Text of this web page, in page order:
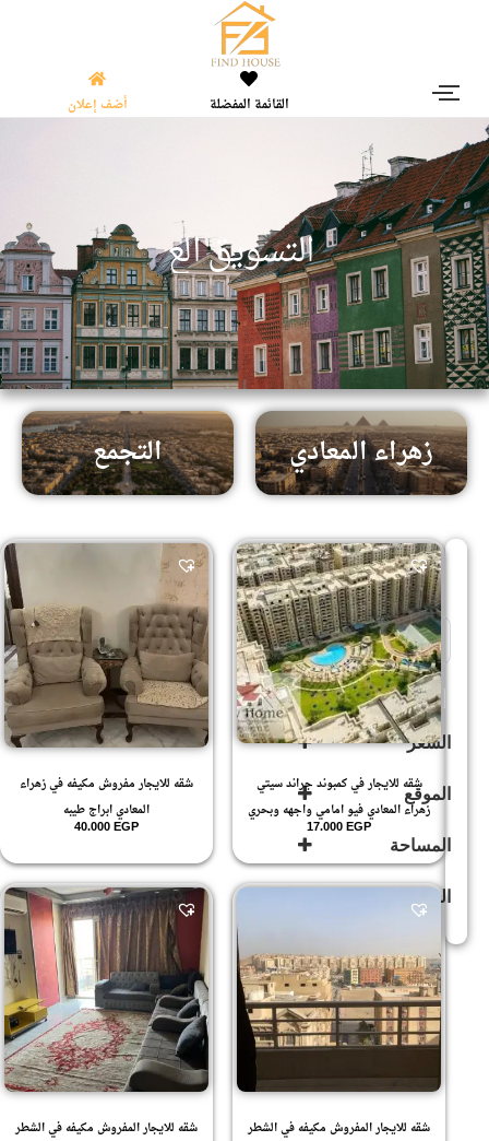
القائمة المفضلة أضف إعلان
التسويقالعقار |
زهراء المعادي التجمع
Sort Products
للبيع (503)
السعر
الموقع
زهراء
(594)
المعادي
المساحة
162
الدور
شقه للايجار في كمبوند جراند سيتي
زهراء المعادي فيو امامي واجهه وبحري
17.000EGP
شقه للايجار مفروش مكيفه في زهراء
المعادي ابراج طيبه
40.000EGP
شقه للايجار المفروش مكيفه في الشطر
شقه للايجار المفروش مكيفه في الشطر